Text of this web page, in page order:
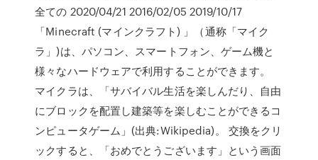
全ての 2020/04/21 2016/02/05 2019/10/17
「Minecraft (マインクラフト) 」（通称「マイク
ラ」)は、パソコン、スマートフォン、ゲーム機と
様々なハードウェアで利用することができます。
マイクラは、「サバイバル生活を楽しんだり、自由
にブロックを配置し建築等を楽しむことができるコ
ンピュータゲーム」(出典:Wikipedia)。 交換をクリ
ックすると、「おめでとうございます」という画面